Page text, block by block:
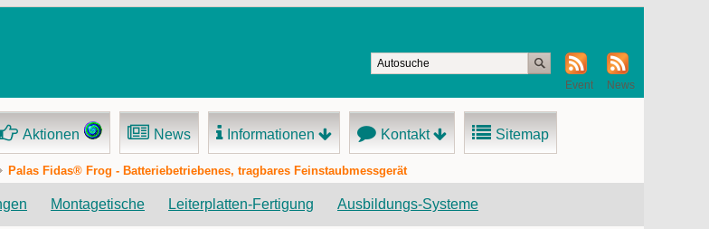
News
Event
Aktionen News Informationen Kontakt Sitemap
Palas Fidas® Frog - Batteriebetriebenes, tragbares Feinstaubmessgerät
überspringen
Montagetische Leiterplatten-Fertigung Ausbildungs-Systeme